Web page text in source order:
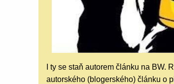
I ty se staň autorem článku na
autorského (blogerského) článku o